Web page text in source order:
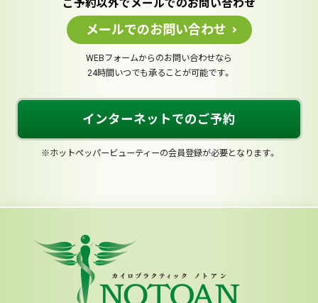
ご予約以外でメールでのお問い合わせ
メールでのお問い合わせ
WEBフォームからのお問い合わせなら
24時間いつでも承ることが可能です。
インターネットでのご予約
※ホットペッパービューティーの会員登録が必要となります。